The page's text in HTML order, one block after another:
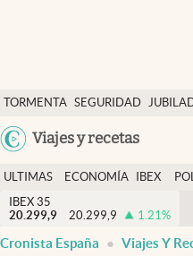
TORMENTA SEGURIDAD
Viajes y recetas
Economía y finanzas
Política
Actualidad
Criptomonedas
ULTIMAS
NOTICIAS
ECONOMÍA
FINANZAS
IBEX
EURO
IBEX 35
20.299,9
20.299,9 1.21%
Cronista España Viajes Y